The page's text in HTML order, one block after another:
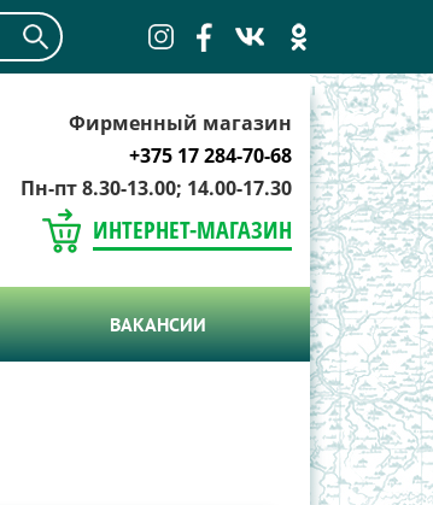
Фирменный магазин
+375 17 284-70-68
Пн-пт 8.30-13.00; 14.00-17.30
ИНТЕРНЕТ-МАГАЗИН
ВАКАНСИИ